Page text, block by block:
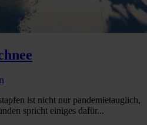
ist nicht nur pandemietauglich,
spricht einiges dafür...